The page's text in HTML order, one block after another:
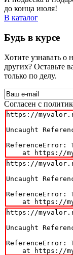
до конца июля!
В каталог
Будь в курсе
Хотите узнавать о
других? Оставьте
только по делу.
Cогласен с
https://
Uncaught
ReferenceError:
at https://
https://
Uncaught
ReferenceError:
at https://
https://
Uncaught
ReferenceError:
at https://